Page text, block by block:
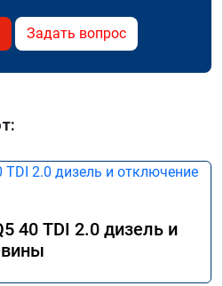
Задать вопрос
40 TDI 2.0 дизель и